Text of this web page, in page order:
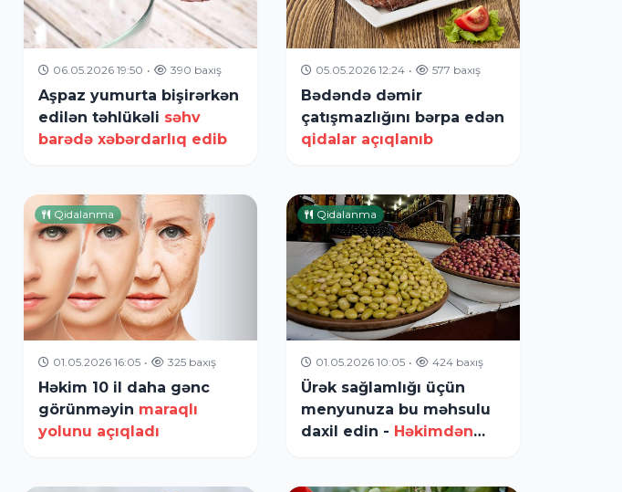
06.05.2026 19:50 • 390 baxış
Aşpaz yumurta bişirərkən
edilən təhlükəli səhv
barədə xəbərdarlıq edib
05.05.2026 12:24 • 577 baxış
Bədəndə dəmir
çatışmazlığını bərpa edən
qidalar açıqlanıb
Qidalanma
01.05.2026 16:05 • 325 baxış
Həkim 10 il daha gənc
görünməyin maraqlı
yolunu açıqladı
Qidalanma
01.05.2026 10:05 • 424 baxış
Ürək sağlamlığı üçün
menyunuza bu məhsulu
daxil edin - Həkimdən